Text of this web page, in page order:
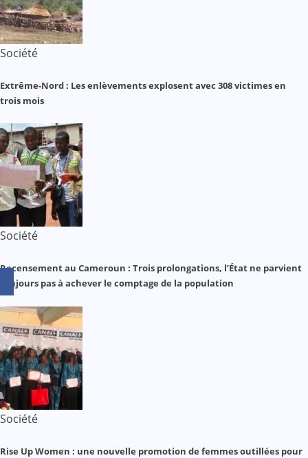
Société
Extrême-Nord : Les enlèvements explosent avec 308 victimes en
trois mois
Société
Recensement au Cameroun : Trois prolongations, l’État ne parvient
toujours pas à achever le comptage de la population
Société
Rise Up Women : une nouvelle promotion de femmes outillées pour